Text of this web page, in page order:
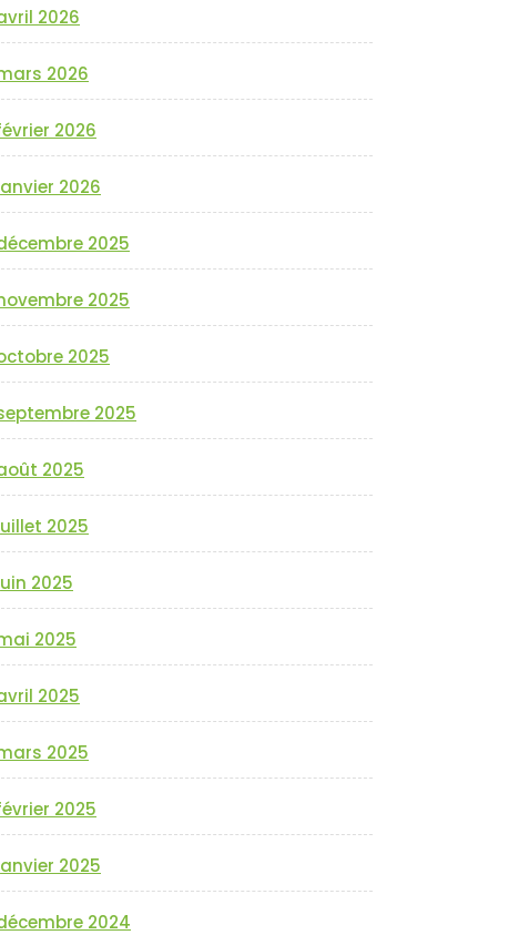
2026
2026
2026
2026
2025
2025
2025
2025
2025
2025
2025
2025
2025
2025
2025
2025
2024